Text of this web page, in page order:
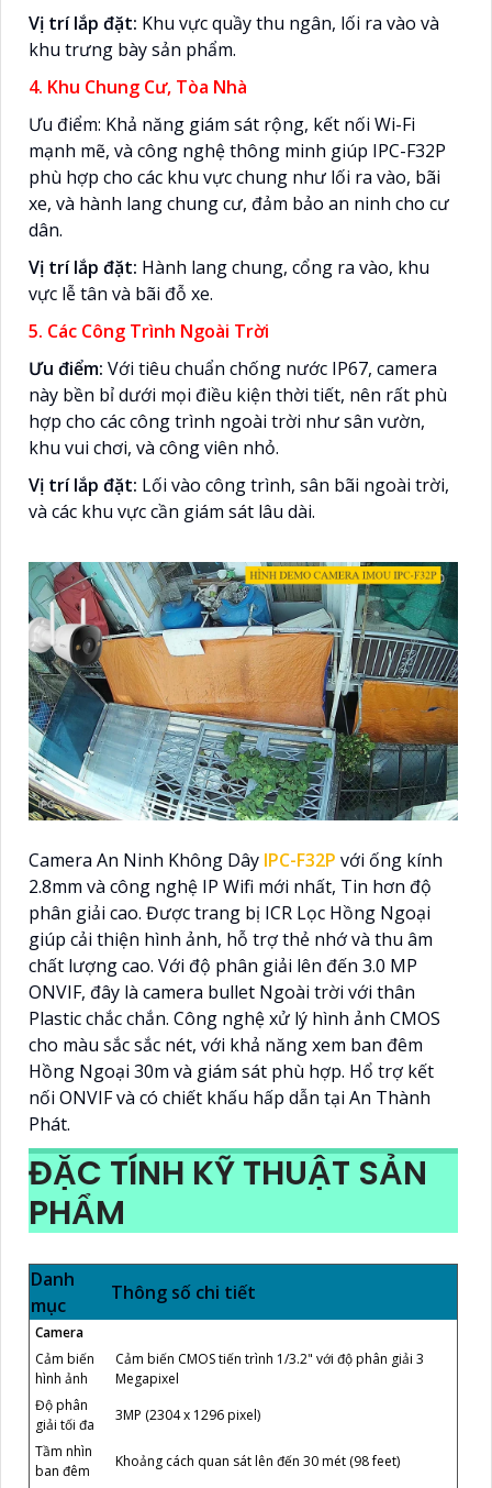
Vị trí lắp đặt: Khu vực quầy thu ngân, lối ra vào và
khu trưng bày sản phẩm.
4. Khu Chung Cư, Tòa Nhà
Ưu điểm: Khả năng giám sát rộng, kết nối Wi-Fi
mạnh mẽ, và công nghệ thông minh giúp IPC-F32P
phù hợp cho các khu vực chung như lối ra vào, bãi
xe, và hành lang chung cư, đảm bảo an ninh cho cư
dân.
Vị trí lắp đặt: Hành lang chung, cổng ra vào, khu
vực lễ tân và bãi đỗ xe.
5. Các Công Trình Ngoài Trời
Ưu điểm: Với tiêu chuẩn chống nước IP67, camera
này bền bỉ dưới mọi điều kiện thời tiết, nên rất phù
hợp cho các công trình ngoài trời như sân vườn,
khu vui chơi, và công viên nhỏ.
Vị trí lắp đặt: Lối vào công trình, sân bãi ngoài trời,
và các khu vực cần giám sát lâu dài.
Camera An Ninh Không Dây IPC-F32P với ống kính
2.8mm và công nghệ IP Wifi mới nhất, Tin hơn độ
phân giải cao. Được trang bị ICR Lọc Hồng Ngoại
giúp cải thiện hình ảnh, hỗ trợ thẻ nhớ và thu âm
chất lượng cao. Với độ phân giải lên đến 3.0 MP
ONVIF, đây là camera bullet Ngoài trời với thân
Plastic chắc chắn. Công nghệ xử lý hình ảnh CMOS
cho màu sắc sắc nét, với khả năng xem ban đêm
Hồng Ngoại 30m và giám sát phù hợp. Hổ trợ kết
nối ONVIF và có chiết khấu hấp dẫn tại An Thành
Phát.
ĐẶC TÍNH KỸ THUẬT SẢN
PHẨM
Danh
mục
Thông số chi tiết
Camera
Cảm biến
hình ảnh
Cảm biến CMOS tiến trình 1/3.2" với độ phân giải 3
Megapixel
Độ phân
giải tối đa
3MP (2304 x 1296 pixel)
Tầm nhìn
ban đêm
Khoảng cách quan sát lên đến 30 mét (98 feet)